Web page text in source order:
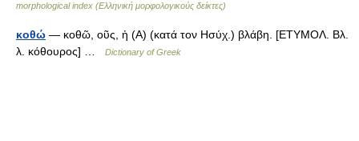
morphological index (Ελληνική μορφολογικούς δείκτες)
κοθώ — κοθῶ, οῦς, ἡ (Α) (κατά τον Ησύχ.) βλάβη. [ΕΤΥΜΟΛ. Βλ.
λ. κόθουρος] …
Dictionary of Greek